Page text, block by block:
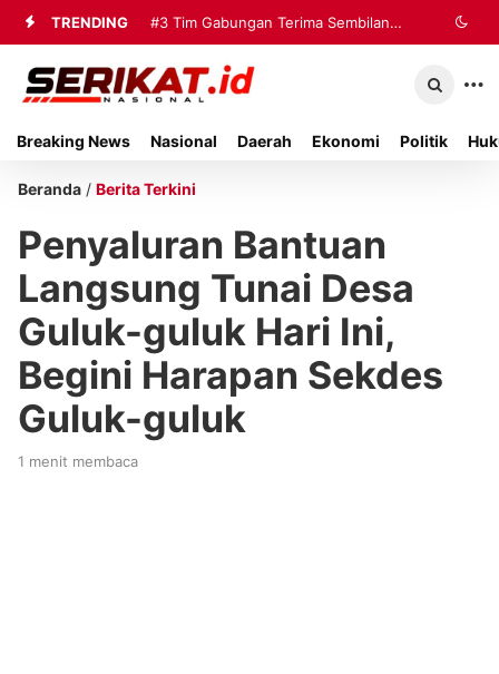
TRENDING #3 Tim Gabungan Terima Sembilan
Korban Evakuasi KM Mutiara Sentosa
Breaking News Nasional Daerah Ekonomi Politik
Beranda / Berita Terkini
Penyaluran Bantuan
Langsung Tunai Desa
Guluk-guluk Hari Ini,
Begini Harapan Sekdes
Guluk-guluk
1 menit membaca